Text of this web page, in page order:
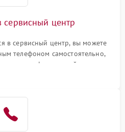
центр
в сервисный центр, вы можете
телефоном самостоятельно,
телефона на сайте